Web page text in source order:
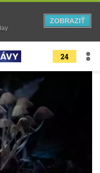
24
ZOBRAZIŤ